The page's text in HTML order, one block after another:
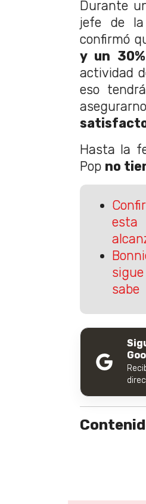
Durante
jefe de la
confirmó
y un 30%
actividad
eso
Hasta la
Pop no
sabe